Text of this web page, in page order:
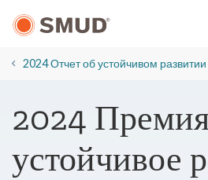
содержанию
2024 Отчет об устойчивом развитии
2024
устойчивое